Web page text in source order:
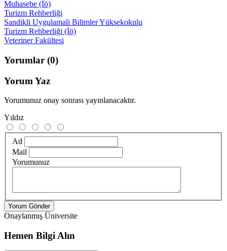
Muhasebe (İö)
Turizm Rehberliği
Sandikli Uygulamali Bilimler Yüksekokulu
Turizm Rehberliği (İö)
Veteriner Fakültesi
Yorumlar (0)
Yorum Yaz
Yorumunuz onay sonrası yayınlanacaktır.
Yıldız
Ad
Mail
Yorumunuz
Yorum Gönder
Onaylanmış Üniversite
Hemen Bilgi Alın